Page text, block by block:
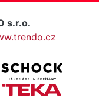
s.r.o.